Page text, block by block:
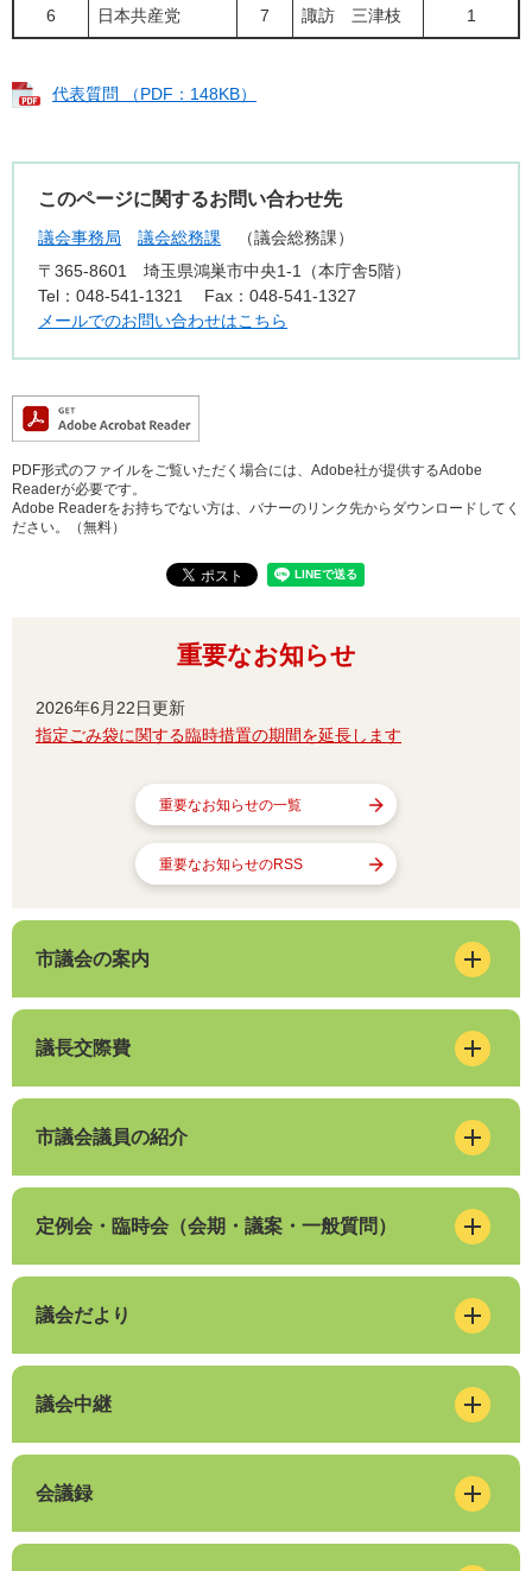
6 日本共産党 7 諏訪 三津枝 1
代表質問 （PDF：148KB）
このページに関するお問い合わせ先
議会事務局 議会総務課
議会総務課
〒365-8601
埼玉県鴻巣市中央1-1（本庁舎5階）
Tel：048-541-1321
Fax：048-541-1327
メールでのお問い合わせはこちら
PDF形式のファイルをご覧いただく場合には、Adobe社が提供するAdobe
Readerが必要です。
Adobe Readerをお持ちでない方は、バナーのリンク先からダウンロードしてく
ださい。（無料）
重要なお知らせ
2026年6月22日更新
指定ごみ袋に関する臨時措置の期間を延長します
重要なお知らせの一覧
重要なお知らせのRSS
市議会の案内
議長交際費
市議会議員の紹介
定例会・臨時会（会期・議案・一般質問）
議会だより
議会中継
会議録